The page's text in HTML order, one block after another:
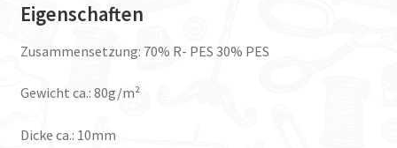
Eigenschaften
Zusammensetzung: 70% R- PES 30% PES
Gewicht ca.: 80g/m²
Dicke ca.: 10mm